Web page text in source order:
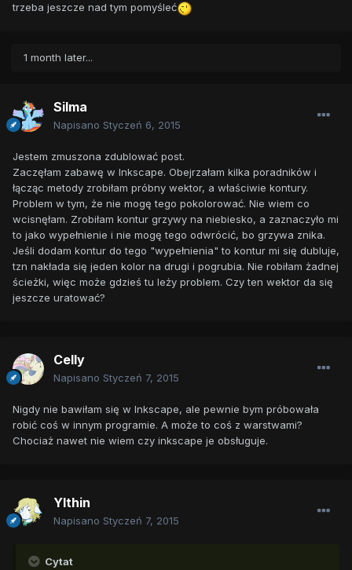
trzeba jeszcze nad tym pomyśleć
1 month later...
Silma
Napisano Styczeń 6, 2015
Jestem zmuszona zdublować post.
Zaczęłam zabawę w Inkscape. Obejrzałam kilka poradników i
łącząc metody zrobiłam próbny wektor, a właściwie kontury.
Problem w tym, że nie mogę tego pokolorować. Nie wiem co
wcisnęłam. Zrobiłam kontur grzywy na niebiesko, a zaznaczyło mi
to jako wypełnienie i nie mogę tego odwrócić, bo grzywa znika.
Jeśli dodam kontur do tego "wypełnienia" to kontur mi się dubluje,
tzn nakłada się jeden kolor na drugi i pogrubia. Nie robiłam żadnej
ścieżki, więc może gdzieś tu leży problem. Czy ten wektor da się
jeszcze uratować?
Celly
Napisano Styczeń 7, 2015
Nigdy nie bawiłam się w Inkscape, ale pewnie bym próbowała
robić coś w innym programie. A może to coś z warstwami?
Chociaż nawet nie wiem czy inkscape je obsługuje.
Ylthin
Napisano Styczeń 7, 2015
Cytat